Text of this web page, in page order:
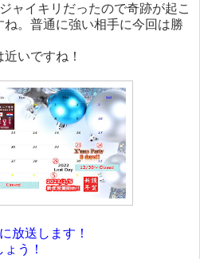
ャイキリだったので奇跡が起こ
。普通に強い相手に今回は勝
いですね！
放送します！
う！